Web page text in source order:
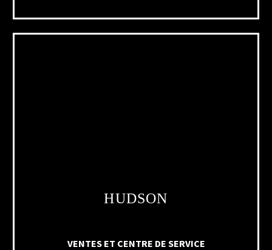
HUDSON
VENTES ET CENTRE DE SERVICE